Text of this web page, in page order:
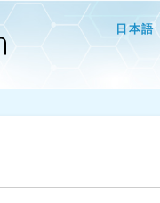
日本語